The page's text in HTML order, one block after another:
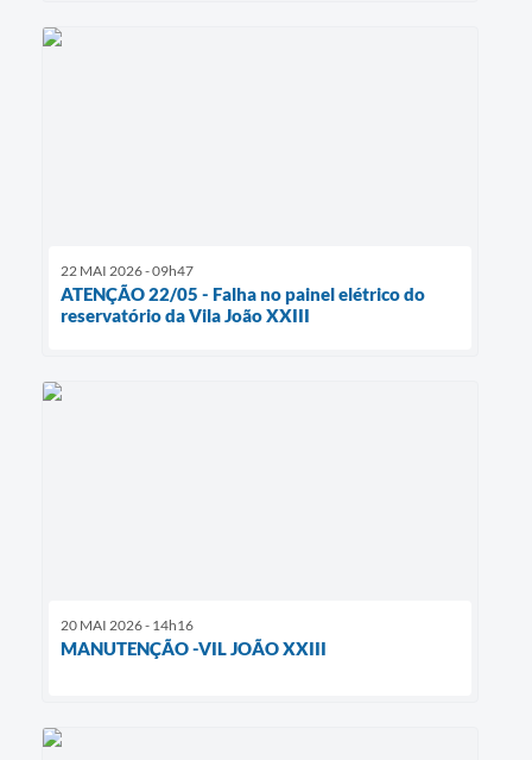
22 MAI 2026 - 09h47
ATENÇÃO 22/05 - Falha no painel elétrico do
reservatório da Vila João XXIII
20 MAI 2026 - 14h16
MANUTENÇÃO -VIL JOÃO XXIII